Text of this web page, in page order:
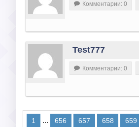
Комментарии: 0
Test777
Комментарии: 0
1 ... 656 657 658 659